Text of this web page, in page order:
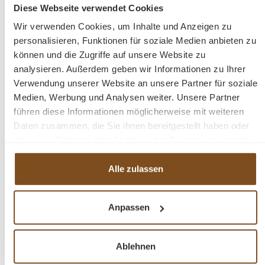
Diese Webseite verwendet Cookies
Wir verwenden Cookies, um Inhalte und Anzeigen zu
personalisieren, Funktionen für soziale Medien anbieten zu
können und die Zugriffe auf unsere Website zu
analysieren. Außerdem geben wir Informationen zu Ihrer
Verwendung unserer Website an unsere Partner für soziale
Medien, Werbung und Analysen weiter. Unsere Partner
führen diese Informationen möglicherweise mit weiteren
Daten zusammen, die Sie ihnen bereitgestellt haben oder
haben.
Alle zulassen
Anpassen
Ablehnen
Details
Rabatt
-13%
Tipp
Sideboard